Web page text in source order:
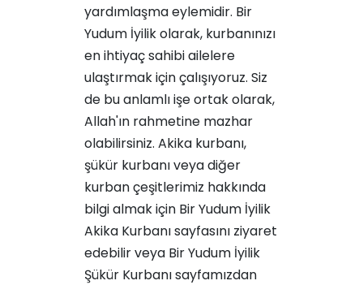
yardımlaşma eylemidir. Bir
Yudum İyilik olarak, kurbanınızı
en ihtiyaç sahibi ailelere
ulaştırmak için çalışıyoruz. Siz
de bu anlamlı işe ortak olarak,
Allah'ın rahmetine mazhar
olabilirsiniz. Akika kurbanı,
şükür kurbanı veya diğer
kurban çeşitlerimiz hakkında
bilgi almak için Bir Yudum İyilik
Akika Kurbanısayfasını ziyaret
edebilir veya Bir Yudum İyilik
Şükür Kurbanısayfamızdan